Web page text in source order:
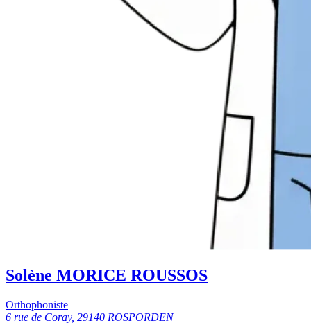
Solène MORICE ROUSSOS
Orthophoniste
6 rue de Coray, 29140 ROSPORDEN